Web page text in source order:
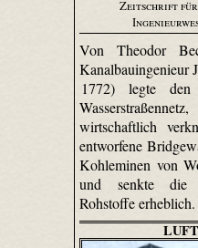
Zeitschrift
Von Theodor
Kanalbauingenieur
1772) legte
wirtschaftlich
entworfene
Kohleminen von
und senkte die
Rohstoffe erheblich.